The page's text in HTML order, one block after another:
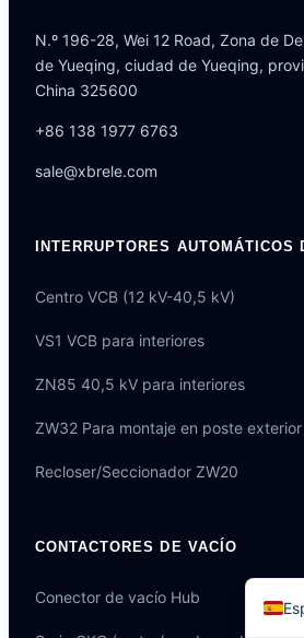
N.º 196-28, Wei 12 Road, Zona de
de Yueqing, ciudad de Yueqing,
China 325600
+86 138 1977 6763
sale@xbrele.com
INTERRUPTORES AUTOMÁTICOS
Centro VCB (12 kV-40,5 kV)
VS1 VCB para interiores
ZN85 40,5 kV para interiores
ZW32 Para montaje en poste exterior
Recloser/Seccionador ZW20
CONTACTORES DE VACÍO
Conector de vacío Hub